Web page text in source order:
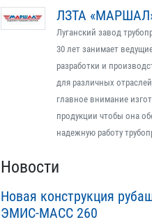
ЛЗТА
Луганский завод
30 лет занимает
разработки и
для различных
главное внимание
продукции чтобы она
надежную работу
Новости
Новая конструкция
ЭМИС-МАСС 260